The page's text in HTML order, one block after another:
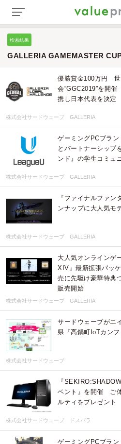
検索結果
GALLERIA GAMEMASTER
優勝賞金100万円 世
会“GGC2019”を開
携し日本代表を決定
株式会社サードウェーブ GALLERIA
ゲーミングPCブラン
とパートナーシップ
ンド』の学生コミュ
株式会社サードウェーブ GALLERIA
『ファイナルファン
ンナップに大人気モ
株式会社サードウェーブ GALLERIA
大人気オンラインゲ
XIV』最新拡張パッ
売に先駆け豪華特典
販売開始
株式会社サードウェーブ GALLERIA
サードウェーブがエ
県『高鍋町IoTカン
株式会社サードウェーブ
『
ベント』を開催 ご
ルティをプレゼント
株式会社サードウェーブ ドスパラ
ゲーミングPCブラン